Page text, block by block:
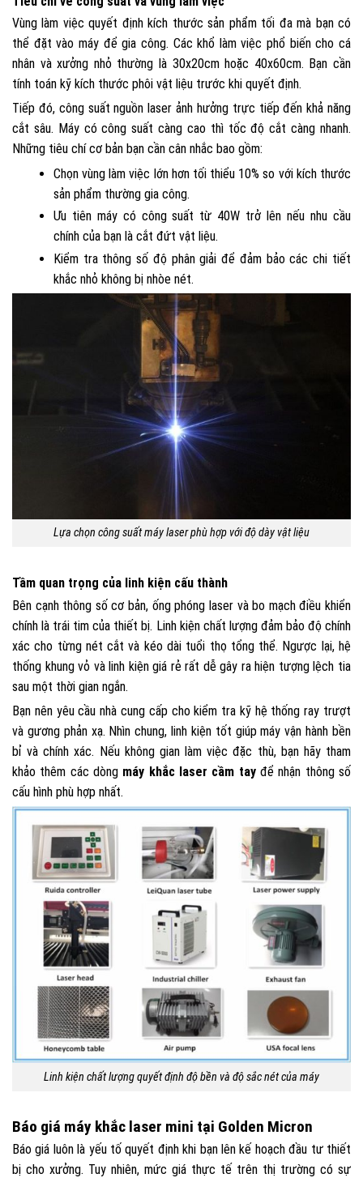
Vùng làm việc quyết định kích thước sản phẩm tối đa mà bạn có
thể đặt vào máy để gia công. Các khổ làm việc phổ biến cho cá
nhân và xưởng nhỏ thường là 30x20cm hoặc 40x60cm. Bạn cần
tính toán kỹ kích thước phôi vật liệu trước khi quyết định.
Tiếp đó, công suất nguồn laser ảnh hưởng trực tiếp đến khả năng
cắt sâu. Máy có công suất càng cao thì tốc độ cắt càng nhanh.
Những tiêu chí cơ bản bạn cần cân nhắc bao gồm:
Chọn vùng làm việc lớn hơn tối thiểu 10% so với kích thước
sản phẩm thường gia công.
Ưu tiên máy có công suất từ 40W trở lên nếu nhu cầu
chính của bạn là cắt đứt vật liệu.
Kiểm tra thông số độ phân giải để đảm bảo các chi tiết
khắc nhỏ không bị nhòe nét.
Lựa chọn công suất máy laser phù hợp với độ dày vật liệu
Tầm quan trọng của linh kiện cấu thành
Bên cạnh thông số cơ bản, ống phóng laser và bo mạch điều khiển
chính là trái tim của thiết bị. Linh kiện chất lượng đảm bảo độ chính
xác cho từng nét cắt và kéo dài tuổi thọ tổng thể. Ngược lại, hệ
thống khung vỏ và linh kiện giá rẻ rất dễ gây ra hiện tượng lệch tia
sau một thời gian ngắn.
Bạn nên yêu cầu nhà cung cấp cho kiểm tra kỹ hệ thống ray trượt
và gương phản xạ. Nhìn chung, linh kiện tốt giúp máy vận hành bền
bỉ và chính xác. Nếu không gian làm việc đặc thù, bạn hãy tham
khảo thêm các dòng máy khắc laser cầm tayđể nhận thông số
cấu hình phù hợp nhất.
Linh kiện chất lượng quyết định độ bền và độ sắc nét của máy
Báo giá máy khắc laser mini tại Golden Micron
Báo giá luôn là yếu tố quyết định khi bạn lên kế hoạch đầu tư thiết
bị cho xưởng. Tuy nhiên, mức giá thực tế trên thị trường có sự